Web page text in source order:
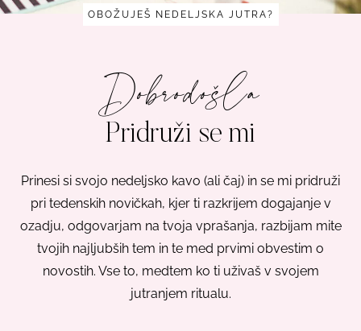
OBOŽUJEŠ NEDELJSKA JUTRA?
Dobrodošla
Pridruži se mi
Prinesi si svojo nedeljsko kavo (ali čaj) in se mi pridruži
pri tedenskih novičkah, kjer ti razkrijem dogajanje v
ozadju, odgovarjam na tvoja vprašanja, razbijam mite
tvojih najljubših tem in te med prvimi obvestim o
novostih. Vse to, medtem ko ti uživaš v svojem
jutranjem ritualu.